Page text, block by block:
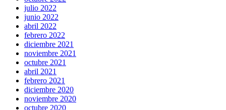
julio 2022
junio 2022
abril 2022
febrero 2022
diciembre 2021
noviembre 2021
octubre 2021
abril 2021
febrero 2021
diciembre 2020
noviembre 2020
octubre 2020